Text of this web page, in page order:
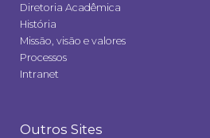
Diretoria Acadêmica
História
Missão, visão e valores
Processos
Intranet
Outros Sites